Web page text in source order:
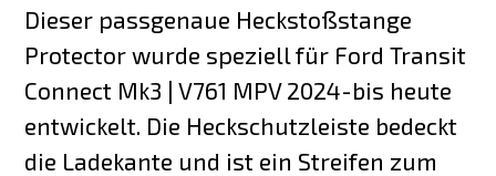
Dieser passgenaue Heckstoßstange
Protector wurde speziell für Ford Transit
Connect Mk3 | V761 MPV 2024-bis heute
entwickelt. Die Heckschutzleiste bedeckt
die Ladekante und ist ein Streifen zum